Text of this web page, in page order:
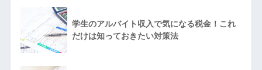
学生のアルバイト収入で気になる税金！これ
だけは知っておきたい対策法